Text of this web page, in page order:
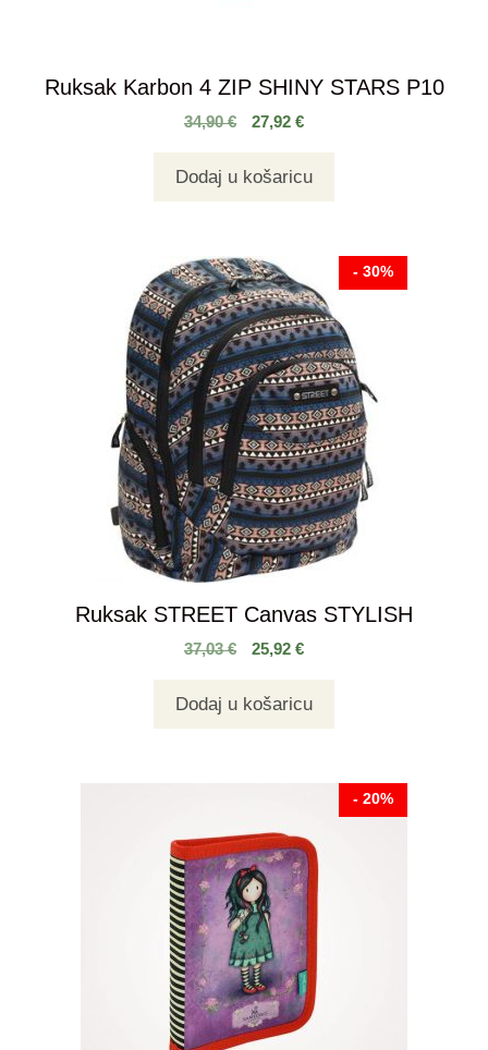
Ruksak Karbon 4 ZIP SHINY STARS P10
34,90€ 27,92 €
Dodaj u košaricu
- 30%
Ruksak STREET Canvas STYLISH
37,03€ 25,92 €
Dodaj u košaricu
- 20%